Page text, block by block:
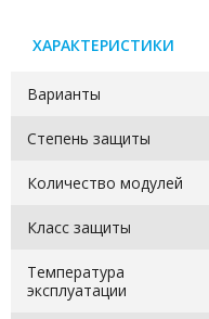
ХАРАКТЕРИСТИКИ
Варианты
Степень защиты
Количество модулей
Класс защиты
Температура
эксплуатации